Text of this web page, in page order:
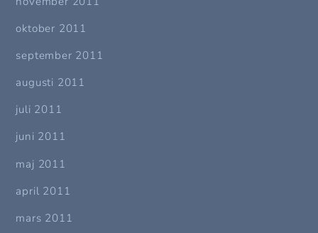
oktober 2011
september 2011
augusti 2011
juli 2011
juni 2011
maj 2011
april 2011
mars 2011